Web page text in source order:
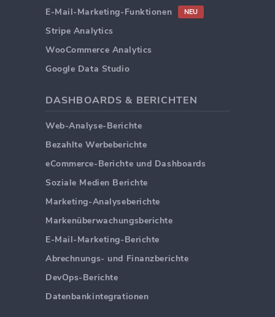
E-Mail-Marketing-Funktionen
NEU
Stripe Analytics
WooCommerce Analytics
Google Data Studio
DASHBOARDS & BERICHTEN
Web-Analyse-Berichte
Bezahlte Werbeberichte
eCommerce-Berichte und Dashboards
Soziale Medien Berichte
Marketing-Analyseberichte
Markenüberwachungsberichte
E-Mail-Marketing-Berichte
Abrechnungs- und Finanzberichte
DevOps-Berichte
Datenbankintegrationen